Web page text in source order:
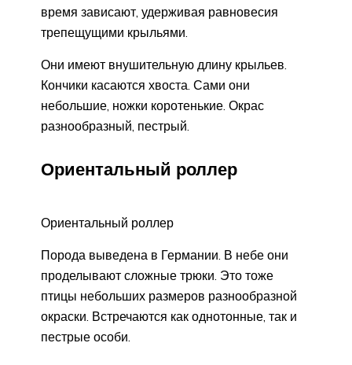
время зависают, удерживая равновесия
трепещущими крыльями.
Они имеют внушительную длину крыльев.
Кончики касаются хвоста. Сами они
небольшие, ножки коротенькие. Окрас
разнообразный, пестрый.
Ориентальный роллер
Ориентальный роллер
Порода выведена в Германии. В небе они
проделывают сложные трюки. Это тоже
птицы небольших размеров разнообразной
окраски. Встречаются как однотонные, так и
пестрые особи.